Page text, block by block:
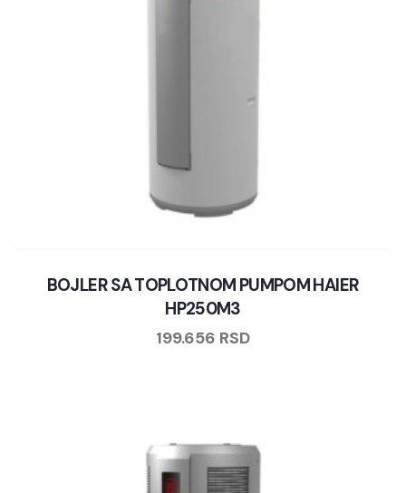
BOJLER SA TOPLOTNOM PUMPOM HAIER
HP250M3
199.656 RSD